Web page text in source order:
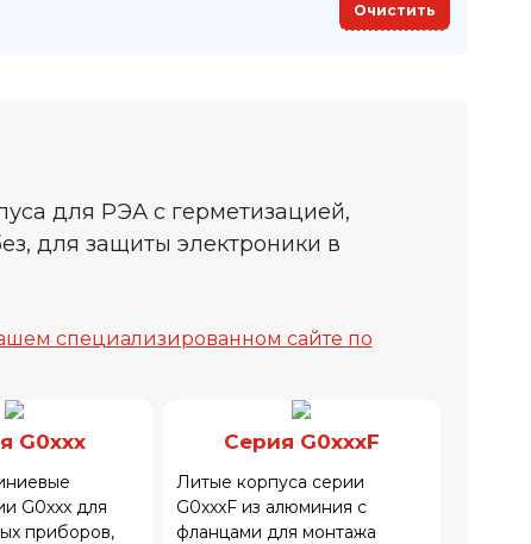
Очистить
для РЭА с герметизацией,
для защиты электроники в
специализированном сайте по
G0xxx
G0xxx для
приборов,
Серия G0xxxF
Литые корпуса серии
G0xxxF из алюминия с
фланцами для монтажа